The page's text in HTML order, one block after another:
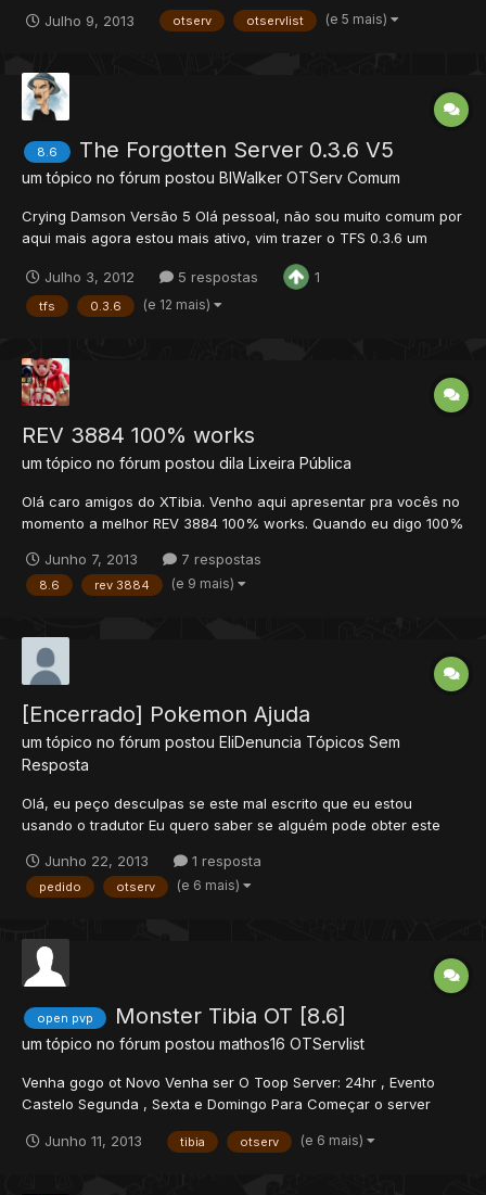
Hawk Map ) » 24 Horas Online » Sistema de Guild Wars »
Automáticas...
Julho 9, 2013 otserv otservlist (e 5 mais)
8.6 The Forgotten Server 0.3.6 V5
um tópico no fórum postou BlWalker OTServ Comum
Crying Damson Versão 5 Olá pessoal, não sou muito comum por
aqui mais agora estou mais ativo, vim trazer o TFS 0.3.6 um
Ótimo servidor que procurei por aqui mais não encontrei e estou
trazendo ele aqui para o FÓrum Versão 8.60 Antes de Baixar:...
Julho 3, 2012 5 respostas 1
tfs 0.3.6 (e 12 mais)
REV 3884 100% works
um tópico no fórum postou dila Lixeira Pública
Olá caro amigos do XTibia. Venho aqui apresentar pra vocês no
momento a melhor REV 3884 100% works. Quando eu digo 100%
seguinte conteúdo nessa REV: - Fix/Patch Hotkey que pode
haver lag/freeze no servidor. - Limite de peso de items no...
Junho 7, 2013 7 respostas
8.6 rev 3884 (e 9 mais)
[Encerrado] Pokemon Ajuda
um tópico no fórum postou EliDenuncia Tópicos Sem
Resposta
Olá, eu peço desculpas se este mal escrito que eu estou
usando o tradutor Eu quero saber se alguém pode obter este
existem dois servidores com o mesmo!
http://venezuela.otservlist.org/ots/1445051
Junho 22, 2013 1 resposta
pedido otserv (e 6 mais)
open pvp Monster Tibia OT [8.6]
um tópico no fórum postou mathos16 OTServlist
Venha gogo ot Novo Venha ser O Toop Server: 24hr , Evento
Castelo Segunda , Sexta e Domingo Para Começar o server
Vaga de God Para quem Achar a bag Premiada xp : 999 Loot : 4
Junho 11, 2013 tibia otserv (e 6 mais)